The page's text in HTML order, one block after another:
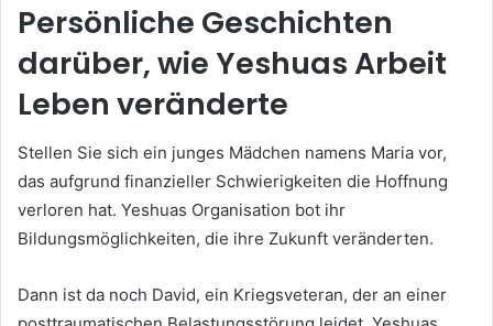
Persönliche Geschichten
darüber, wie Yeshuas Arbeit
Leben veränderte
Stellen Sie sich ein junges Mädchen namens Maria vor,
das aufgrund finanzieller Schwierigkeiten die Hoffnung
verloren hat. Yeshuas Organisation bot ihr
Bildungsmöglichkeiten, die ihre Zukunft veränderten.
Dann ist da noch David, ein Kriegsveteran, der an einer